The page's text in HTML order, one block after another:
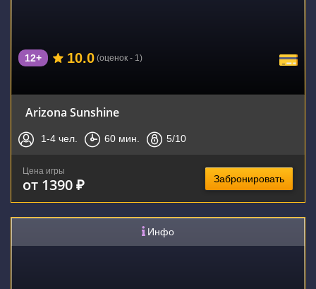
12+ 10.0 (оценок - 1)
Arizona Sunshine
1-4 чел. 60 мин. 5/10
Цена игры
от 1390 ₽ Забронировать
Инфо